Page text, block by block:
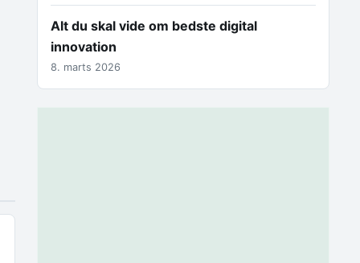
Alt du skal vide om bedste digital
innovation
8. marts 2026